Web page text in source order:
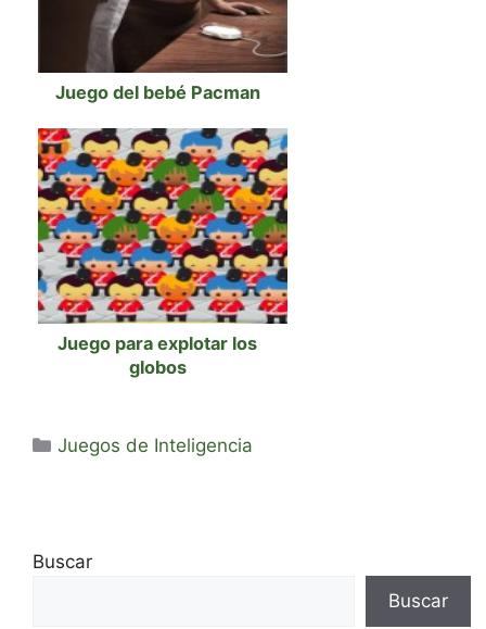
Juego del bebé Pacman
Juego para explotar los
globos
Categorías
Juegos de Inteligencia
Buscar
Buscar